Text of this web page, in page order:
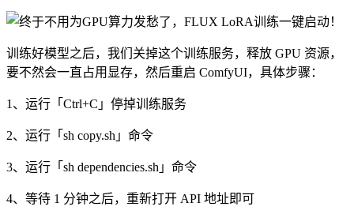
训练好模型之后，我们关掉这个训练服务，释放 GPU 资源，
要不然会一直占用显存，然后重启 ComfyUI，具体步骤：
1、运行「Ctrl+C」停掉训练服务
2、运行「sh copy.sh」命令
3、运行「sh dependencies.sh」命令
4、等待 1 分钟之后，重新打开 API 地址即可